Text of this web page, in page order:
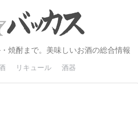
焼酎まで。美味しいお酒の総合情報
リキュール 酒器